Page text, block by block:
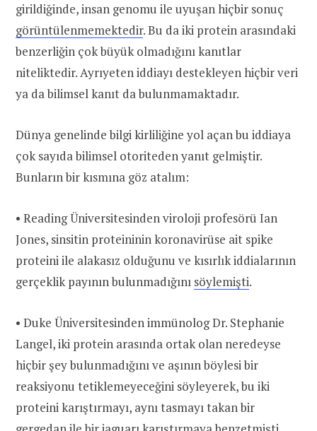
girildiğinde, insan genomu ile uyuşan hiçbir sonuç
görüntülenmemektedir. Bu da iki protein arasındaki
benzerliğin çok büyük olmadığını kanıtlar
niteliktedir. Ayrıyeten iddiayı destekleyen hiçbir veri
ya da bilimsel kanıt da bulunmamaktadır.
Dünya genelinde bilgi kirliliğine yol açan bu iddiaya
çok sayıda bilimsel otoriteden yanıt gelmiştir.
Bunların bir kısmına göz atalım:
• Reading Üniversitesinden viroloji profesörü Ian
Jones, sinsitin proteininin koronavirüse ait spike
proteini ile alakasız olduğunu ve kısırlık iddialarının
gerçeklik payının bulunmadığını söylemişti.
• Duke Üniversitesinden immünolog Dr. Stephanie
Langel, iki protein arasında ortak olan neredeyse
hiçbir şey bulunmadığını ve aşının böylesi bir
reaksiyonu tetiklemeyeceğini söyleyerek, bu iki
proteini karıştırmayı, aynı tasmayı takan bir